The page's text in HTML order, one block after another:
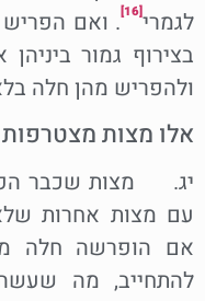
לגמרי[16]
. ואם הפריש
בצירוף גמור
ולהפריש מהן חלה
אלו מצות מצטרפות
יג. מצות שכבר
עם מצות אחרות שלא
אם הופרשה חלה
להתחייב, מה